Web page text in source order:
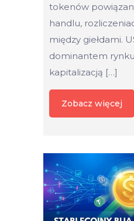
tokenów
handlu,
między giełdami.
dominantem
kapitalizacją […]
Zobacz więcej